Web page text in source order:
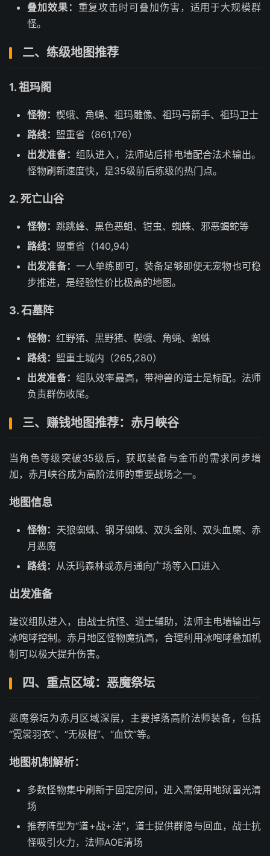
叠加效果： 重复攻击时可叠加伤害，适用于大规模群
怪。
二、练级地图推荐
1. 祖玛阁
怪物： 楔蛾、角蝇、祖玛雕像、祖玛弓箭手、祖玛卫士
路线： 盟重省（861,176）
出发准备： 组队进入，法师站后排电墙配合法术输出。
怪物刷新速度快，是35级前后练级的热门点。
2. 死亡山谷
怪物： 跳跳蜂、黑色恶蛆、钳虫、蜘蛛、邪恶蝎蛇等
路线： 盟重省（140,94）
出发准备： 一人单练即可，装备足够即便无宠物也可稳
步推进，是经验性价比极高的地图。
3. 石墓阵
怪物： 红野猪、黑野猪、楔蛾、角蝇、蜘蛛
路线： 盟重土城内（265,280）
出发准备： 组队效率最高，带神兽的道士是标配。法师
负责群伤收尾。
三、赚钱地图推荐：赤月峡谷
当角色等级突破35级后，获取装备与金币的需求同步增
加，赤月峡谷成为高阶法师的重要战场之一。
地图信息
怪物： 天狼蜘蛛、钢牙蜘蛛、双头金刚、双头血魔、赤
月恶魔
路线： 从沃玛森林或赤月通向广场等入口进入
出发准备
建议组队进入，由战士抗怪、道士辅助，法师主电墙输出与
冰咆哮控制。赤月地区怪物魔抗高，合理利用冰咆哮叠加机
制可以极大提升伤害。
四、重点区域：恶魔祭坛
恶魔祭坛为赤月区域深层，主要掉落高阶法师装备，包括
“霓裳羽衣”、“无极棍”、“血饮”等。
地图机制解析：
多数怪物集中刷新于固定房间，进入需使用地狱雷光清
场
推荐阵型为“道+战+法”，道士提供群隐与回血，战士抗
怪吸引火力，法师AOE清场